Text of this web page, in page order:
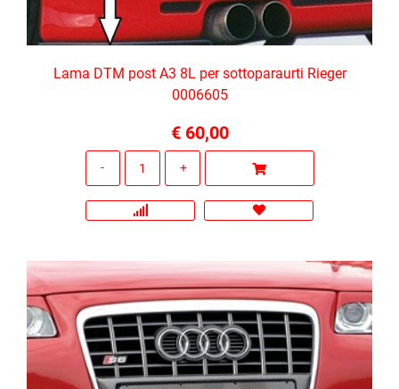
Lama DTM post A3 8L per sottoparaurti Rieger
0006605
€ 60,00